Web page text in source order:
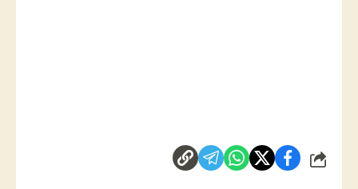
شارك